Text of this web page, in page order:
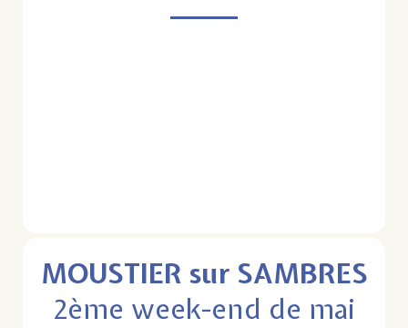
MOUSTIER sur SAMBRES
2ème week-end de mai